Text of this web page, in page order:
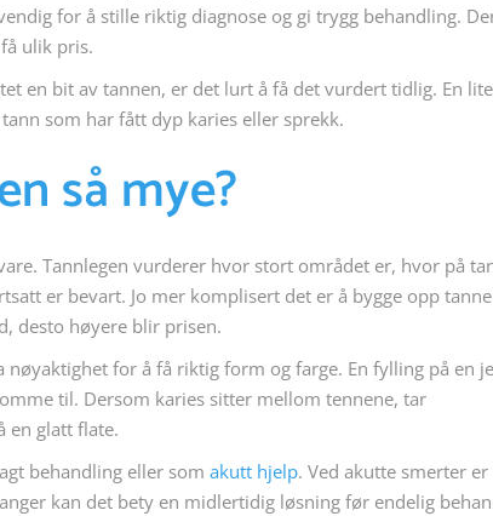
for å stille riktig diagnose og gi trygg behandling.
ulik pris.
en bit av tannen, er det lurt å få det vurdert tidlig. En
som har fått dyp karies eller sprekk.
så mye?
Tannlegen vurderer hvor stort området er, hvor på
er bevart. Jo mer komplisert det er å bygge opp
desto høyere blir prisen.
for å få riktig form og farge. En fylling på en
til. Dersom karies sitter mellom tennene, tar
en glatt flate.
behandling eller som akutt hjelp. Ved akutte smerter er
kan det bety en midlertidig løsning før endelig